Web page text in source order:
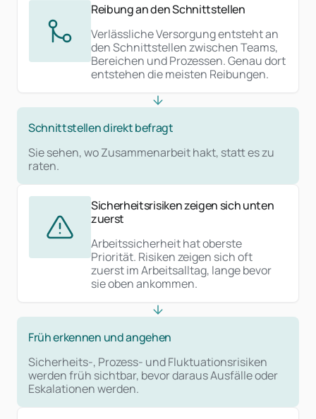
Reibung an den Schnittstellen
Verlässliche Versorgung entsteht an
den Schnittstellen zwischen Teams,
Bereichen und Prozessen. Genau dort
entstehen die meisten Reibungen.
Schnittstellen direkt befragt
Sie sehen, wo Zusammenarbeit hakt, statt es zu
raten.
Sicherheitsrisiken zeigen sich unten
zuerst
Arbeitssicherheit hat oberste
Priorität. Risiken zeigen sich oft
zuerst im Arbeitsalltag, lange bevor
sie oben ankommen.
Früh erkennen und angehen
Sicherheits-, Prozess- und Fluktuationsrisiken
werden früh sichtbar, bevor daraus Ausfälle oder
Eskalationen werden.